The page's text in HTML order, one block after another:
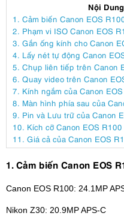
Nội
1. Cảm biến Canon EOS
2. Phạm vi ISO Canon EOS
3. Gắn ống kính cho Canon
4. Lấy nét tự động Canon
5. Chụp liên tiếp trên Canon
6. Quay video trên Canon
7. Kính ngắm của Canon
8. Màn hình phía sau của
9. Pin và Lưu trữ của Canon
10. Kích cỡ Canon EOS
11. Giá cả của Canon EOS
1. Cảm biến Canon EOS
Canon EOS R100: 24.1MP
Nikon Z30: 20.9MP APS-C